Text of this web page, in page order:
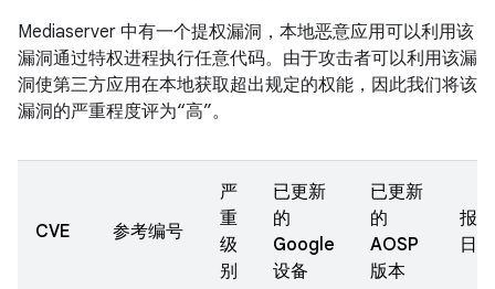
Mediaserver 中有一个提权漏洞，本地恶意应用可以利用该
漏洞通过特权进程执行任意代码。由于攻击者可以利用该漏
洞使第三方应用在本地获取超出规定的权能，因此我们将该
漏洞的严重程度评为“高”。
CVE 参考编号
严
重
级
别
已更新
的
Google
设备
已更新
的
AOSP
版本
报告
日期